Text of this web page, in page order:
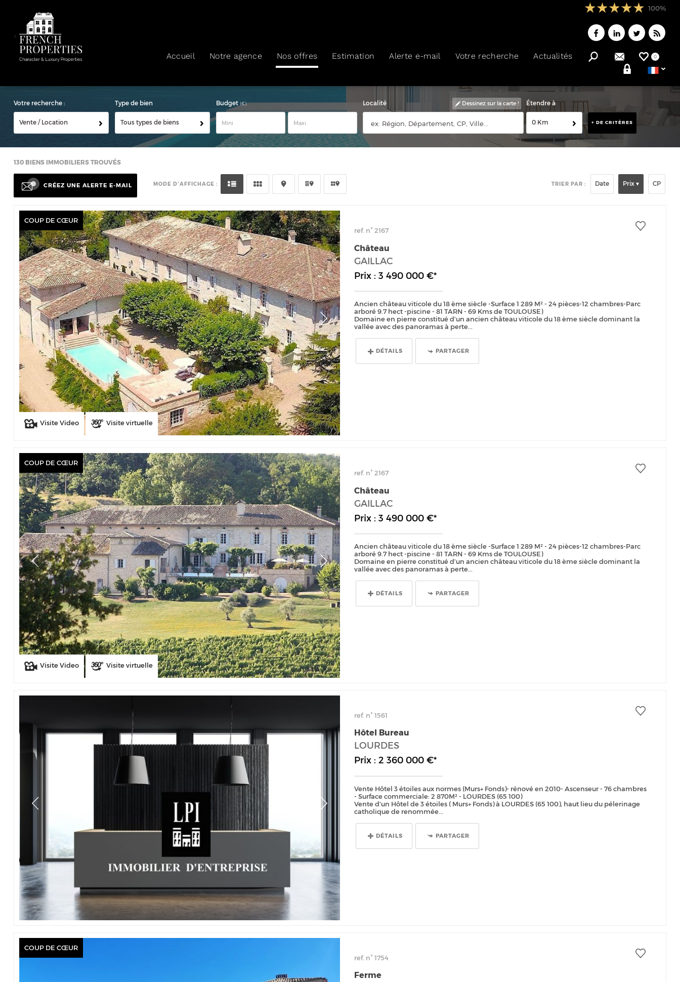
²
100%
Accueil Notre agence Nos offres Estimation Alerte e-mail Votre recherche Actualités 0
Votre recherche :
Vente / Location
Type de bien
Tous types de biens
Budget (€) Localité Dessinez sur la carte ! Étendre à
0 Km + DE CRITÈRES
130 BIENS IMMOBILIERS TROUVÉS
CRÉEZ UNE ALERTE E-MAIL MODE D'AFFICHAGE : TRIER PAR : Date Prix CP
Visite Video Visite virtuelle
COUP DE CŒUR
ref. n° 2167
Château
GAILLAC
Prix : 3 490 000 €*
Ancien château viticole du 18 ème siècle -Surface 1 289 M² - 24 pièces-12 chambres-Parc
arboré 9.7 hect -piscine - 81 TARN - 69 Kms de TOULOUSE)
Domaine en pierre constitué d’un ancien château viticole du 18 ème siècle dominant la
vallée avec des panoramas à perte...
DÉTAILS PARTAGER
Visite Video Visite virtuelle
COUP DE CŒUR
ref. n° 2167
Château
GAILLAC
Prix : 3 490 000 €*
Ancien château viticole du 18 ème siècle -Surface 1 289 M² - 24 pièces-12 chambres-Parc
arboré 9.7 hect -piscine - 81 TARN - 69 Kms de TOULOUSE)
Domaine en pierre constitué d’un ancien château viticole du 18 ème siècle dominant la
vallée avec des panoramas à perte...
DÉTAILS PARTAGER
ref. n° 1561
Hôtel Bureau
LOURDES
Prix : 2 360 000 €*
Vente Hôtel 3 étoiles aux normes (Murs+ Fonds)- rénové en 2010- Ascenseur - 76 chambres
- Surface commerciale: 2 870M² - LOURDES (65 100)
Vente d'un Hôtel de 3 étoiles ( Murs+ Fonds) à LOURDES (65 100), haut lieu du pélerinage
catholique de renommée...
DÉTAILS PARTAGER
COUP DE CŒUR
ref. n° 1754
Ferme